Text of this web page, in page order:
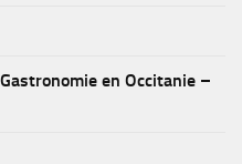
en Occitanie –